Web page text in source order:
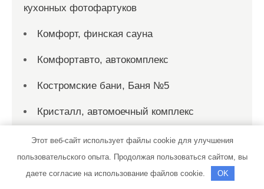
кухонных фотофартуков
Комфорт, финская сауна
Комфортавто, автокомплекс
Костромские бани, Баня №5
Кристалл, автомоечный комплекс
Кузовной техцентр Чкаловец
Лагуна, сауна
Этот веб-сайт использует файлы cookie для улучшения
пользовательского опыта. Продолжая пользоваться сайтом, вы
даете согласие на использование файлов cookie.
OK